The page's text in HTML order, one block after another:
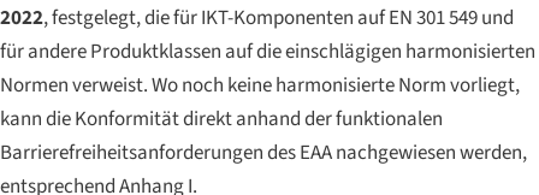
2022, festgelegt, die für IKT-Komponenten auf EN 301 549 und
für andere Produktklassen auf die einschlägigen harmonisierten
Normen verweist. Wo noch keine harmonisierte Norm vorliegt,
kann die Konformität direkt anhand der funktionalen
Barrierefreiheitsanforderungen des EAA nachgewiesen werden,
entsprechend Anhang I.